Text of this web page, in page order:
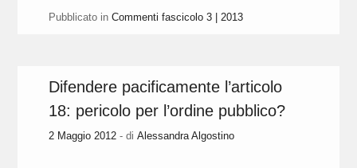
Pubblicato in Commenti fascicolo 3 | 2013
Difendere pacificamente l’articolo
18: pericolo per l’ordine pubblico?
2 Maggio 2012 - di Alessandra Algostino